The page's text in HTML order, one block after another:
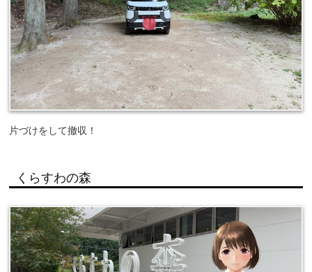
片づけをして撤収！
くらすわの森